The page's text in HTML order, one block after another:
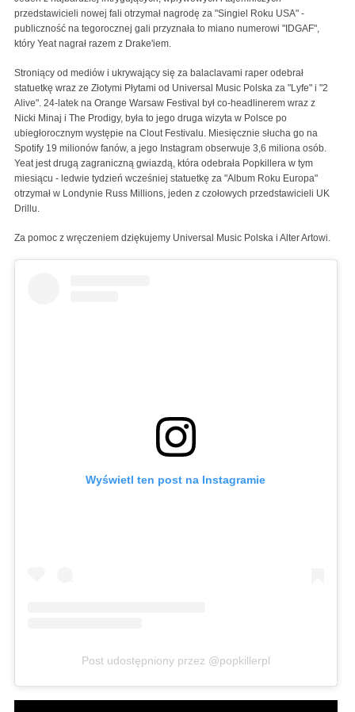
przedstawicieli nowej fali otrzymał nagrodę za "Singiel Roku USA" -
publiczność na tegorocznej gali przyznała to miano numerowi "IDGAF",
który Yeat nagrał razem z Drake'iem.
Stroniący od mediów i ukrywający się za balaclavami raper odebrał
statuetkę wraz ze Złotymi Płytami od Universal Music Polska za "Lyfe" i "2
Alive". 24-latek na Orange Warsaw Festival był co-headlinerem wraz z
Nicki Minaj i The Prodigy, była to jego druga wizyta w Polsce po
ubiegłorocznym występie na Clout Festivalu. Miesięcznie słucha go na
Spotify 19 milionów fanów, a jego Instagram obserwuje 3,6 miliona osób.
Yeat jest drugą zagraniczną gwiazdą, która odebrała Popkillera w tym
miesiącu - ledwie tydzień wcześniej statuetkę za "Album Roku Europa"
otrzymał w Londynie Russ Millions, jeden z czołowych przedstawicieli UK
Drillu.
Za pomoc z wręczeniem dziękujemy Universal Music Polska i Alter Artowi.
Wyświetl ten post na Instagramie
Post udostępniony przez @popkillerpl